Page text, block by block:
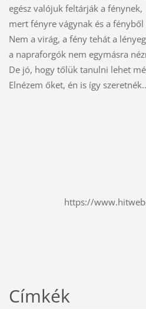
egész valójuk feltárják a fénynek,
mert fényre vágynak és a fényből
Nem a virág, a fény tehát a
a napraforgók nem egymásra
De jó, hogy tőlük tanulni lehet
Elnézem őket, én is így
https://
Címkék